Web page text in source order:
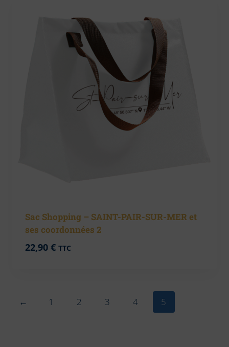
Sac Shopping – SAINT-PAIR-SUR-MER et
ses coordonnées 2
22,90 € TTC
← 1 2 3 4 5